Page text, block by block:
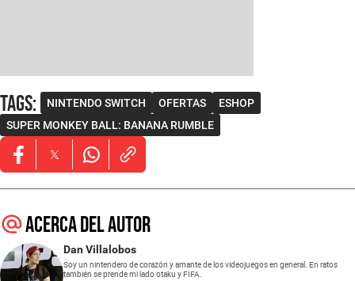
Tags: NINTENDO SWITCH OFERTAS
ESHOP
SUPER MONKEY BALL: BANANA RUMBLE
Opens in new window
Opens in new window
Opens in new window
Acerca del autor
Dan Villalobos
Soy un nintendero de corazón y amante de los videojuegos en general. En ratos
también se prende mi lado otaku y FIFA.